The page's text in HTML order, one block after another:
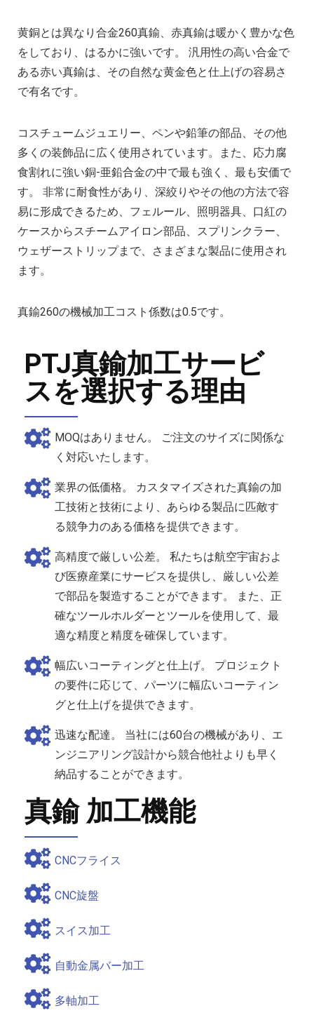
黄銅とは異なり合金260真鍮、赤真鍮は暖かく豊かな色
をしており、はるかに強いです。 汎用性の高い合金で
ある赤い真鍮は、その自然な黄金色と仕上げの容易さ
で有名です。
コスチュームジュエリー、ペンや鉛筆の部品、その他
多くの装飾品に広く使用されています。また、応力腐
食割れに強い銅-亜鉛合金の中で最も強く、最も安価で
す。 非常に耐食性があり、深絞りやその他の方法で容
易に形成できるため、フェルール、照明器具、口紅の
ケースからスチームアイロン部品、スプリンクラー、
ウェザーストリップまで、さまざまな製品に使用され
ます。
真鍮260の機械加工コスト係数は0.5です。
PTJ真鍮加工サービ
スを選択する理由
MOQはありません。 ご注文のサイズに関係な
く対応いたします。
業界の低価格。 カスタマイズされた真鍮の加
工技術と技術により、あらゆる製品に匹敵す
る競争力のある価格を提供できます。
高精度で厳しい公差。 私たちは航空宇宙およ
び医療産業にサービスを提供し、厳しい公差
で部品を製造することができます。 また、正
確なツールホルダーとツールを使用して、最
適な精度と精度を確保しています。
幅広いコーティングと仕上げ。 プロジェクト
の要件に応じて、パーツに幅広いコーティン
グと仕上げを提供できます。
迅速な配達。 当社には60台の機械があり、エ
ンジニアリング設計から競合他社よりも早く
納品することができます。
真鍮 加工機能
CNCフライス
CNC旋盤
スイス加工
自動金属バー加工
多軸加工